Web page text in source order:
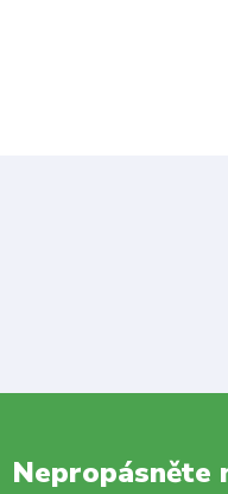
Nepropásněte